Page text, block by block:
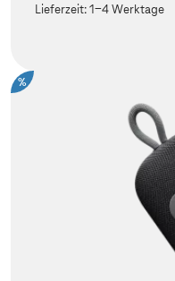
Lieferzeit:1-4 Werktage
%